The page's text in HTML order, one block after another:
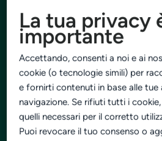
mostrerà come
e condividerà con te un
basato sulle tue esigenze.
Nome
La tua privacy
importante
Accettando, consenti a noi e ai
cookie (o tecnologie simili) per
e fornirti contenuti in base alle tue
navigazione. Se rifiuti tutti i
quelli necessari per il corretto
Puoi revocare il tuo consenso o